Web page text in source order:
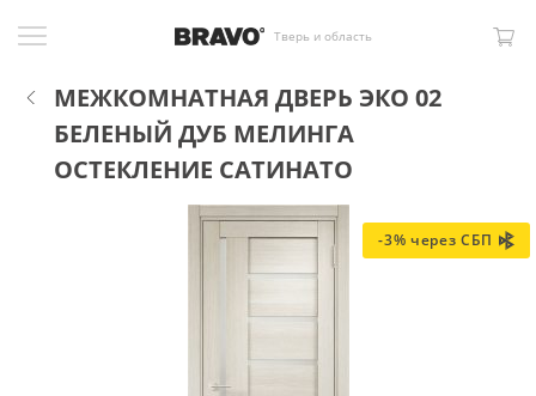
Тверь и область
МЕЖКОМНАТНАЯ ДВЕРЬ ЭКО 02
БЕЛЕНЫЙ ДУБ МЕЛИНГА
ОСТЕКЛЕНИЕ САТИНАТО
-3% через СБП